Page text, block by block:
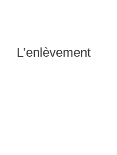
L’enlèvement